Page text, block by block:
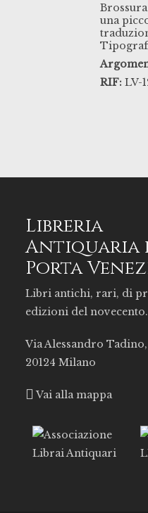
una
RIF: LV-
Libreria
Antiquaria
Porta
Libri antichi, rari, di
edizioni del novecento.
Via Alessandro
20124 Milano
Vai alla mappa